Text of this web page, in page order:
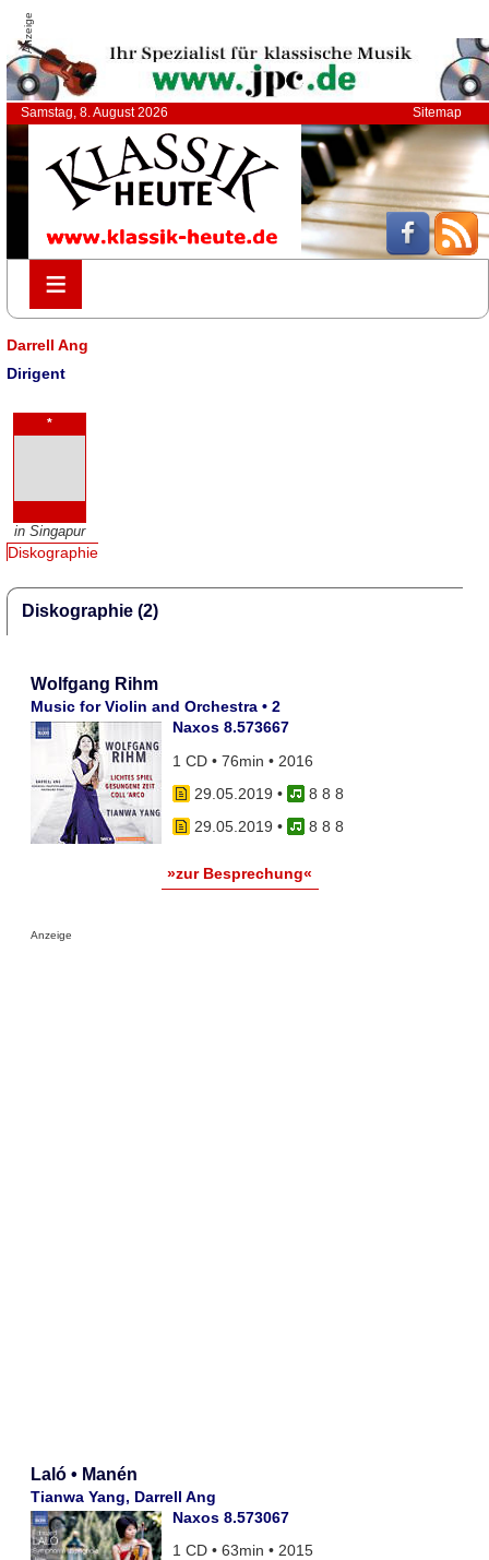
Anzeige
Samstag, 8. August 2026 Sitemap
≡
≡
Darrell Ang
Dirigent
*
in Singapur
Diskographie
Diskographie (2)
Wolfgang Rihm
Music for Violin and Orchestra • 2
Naxos 8.573667
1 CD • 76min • 2016
29.05.2019 •
8 8 8
29.05.2019 • 8 8 8
»zur Besprechung«
Anzeige
Laló • Manén
Tianwa Yang, Darrell Ang
Naxos 8.573067
1 CD • 63min • 2015